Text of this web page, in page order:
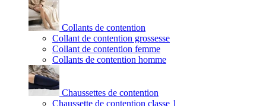
Collants de contention
Collant de contention grossesse
Collant de contention femme
Collants de contention homme
Chaussettes de contention
Chaussette de contention classe 1